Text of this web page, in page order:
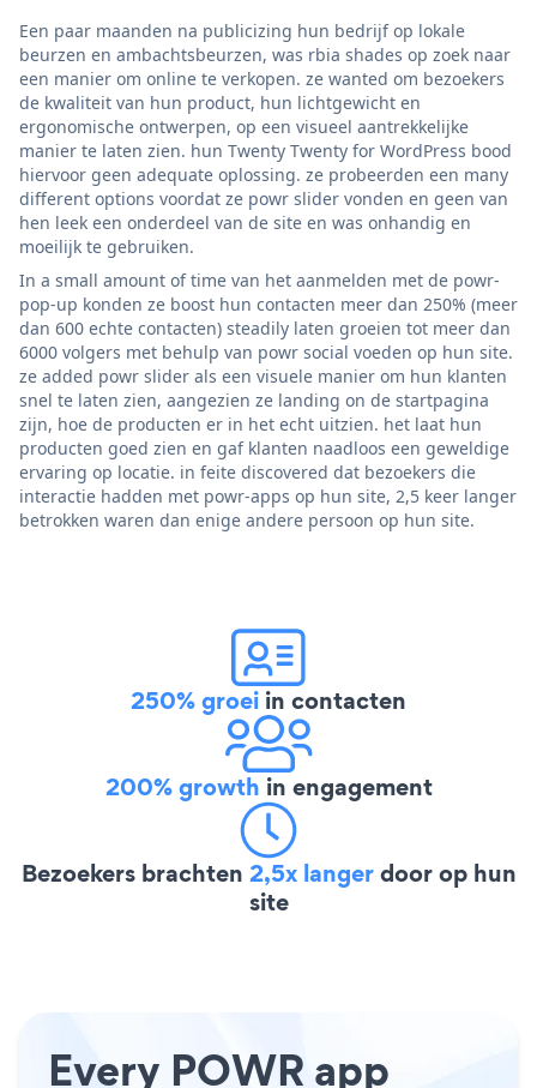
Een paar maanden na publicizing hun bedrijf op lokale
beurzen en ambachtsbeurzen, was rbia shades op zoek naar
een manier om online te verkopen. ze wanted om bezoekers
de kwaliteit van hun product, hun lichtgewicht en
ergonomische ontwerpen, op een visueel aantrekkelijke
manier te laten zien. hun Twenty Twenty for WordPress bood
hiervoor geen adequate oplossing. ze probeerden een many
different options voordat ze powr slider vonden en geen van
hen leek een onderdeel van de site en was onhandig en
moeilijk te gebruiken.
In a small amount of time van het aanmelden met de powr-
pop-up konden ze boost hun contacten meer dan 250% (meer
dan 600 echte contacten) steadily laten groeien tot meer dan
6000 volgers met behulp van powr social voeden op hun site.
ze added powr slider als een visuele manier om hun klanten
snel te laten zien, aangezien ze landing on de startpagina
zijn, hoe de producten er in het echt uitzien. het laat hun
producten goed zien en gaf klanten naadloos een geweldige
ervaring op locatie. in feite discovered dat bezoekers die
interactie hadden met powr-apps op hun site, 2,5 keer langer
betrokken waren dan enige andere persoon op hun site.
250% groei in contacten
200% growth in engagement
Bezoekers brachten 2,5x langerdoor op hun
site
Every POWR app